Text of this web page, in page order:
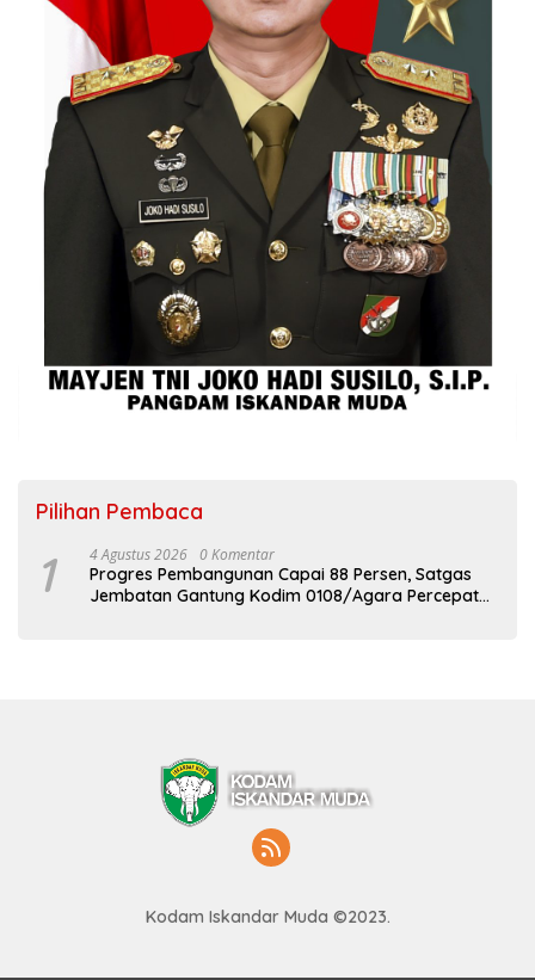
Pilihan Pembaca
1 4 Agustus 2026 0 Komentar
Progres Pembangunan Capai 88 Persen, Satgas
Jembatan Gantung Kodim 0108/Agara Percepat
Kodam Iskandar Muda ©2023.